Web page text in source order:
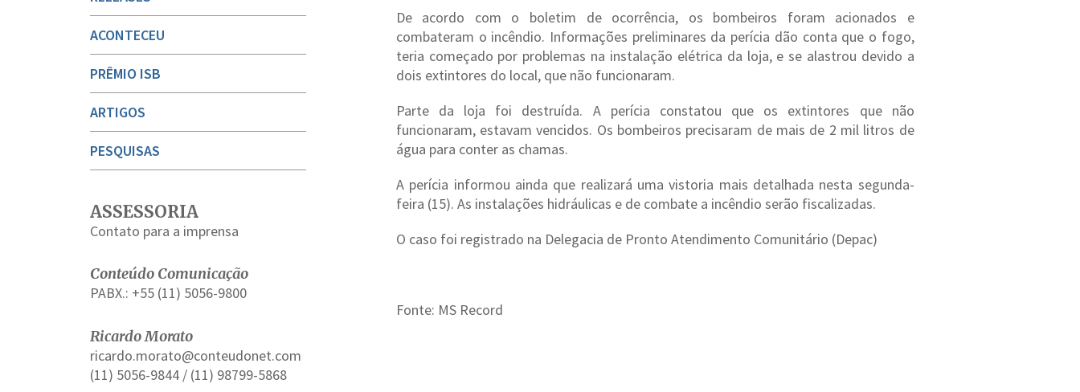
ACONTECEU
PRÊMIO ISB
ARTIGOS
PESQUISAS
ASSESSORIA
Contato para a imprensa
Conteúdo Comunicação
PABX.: +55 (11) 5056-9800
Ricardo Morato
ricardo.morato@conteudonet.com
(11) 5056-9844 / (11) 98799-5868
De acordo com o boletim de ocorrência, os bombeiros foram acionados e
combateram o incêndio. Informações preliminares da perícia dão conta que o fogo,
teria começado por problemas na instalação elétrica da loja, e se alastrou devido a
dois extintores do local, que não funcionaram.
Parte da loja foi destruída. A perícia constatou que os extintores que não
funcionaram, estavam vencidos. Os bombeiros precisaram de mais de 2 mil litros de
água para conter as chamas.
A perícia informou ainda que realizará uma vistoria mais detalhada nesta segunda-
feira (15). As instalações hidráulicas e de combate a incêndio serão fiscalizadas.
O caso foi registrado na Delegacia de Pronto Atendimento Comunitário (Depac)
Fonte: MS Record